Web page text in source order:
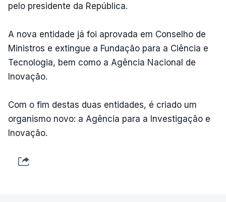
pelo presidente da República.
A nova entidade já foi aprovada em Conselho de
Ministros e extingue a Fundação para a Ciência e
Tecnologia, bem como a Agência Nacional de
Inovação.
Com o fim destas duas entidades, é criado um
organismo novo: a Agência para a Investigação e
Inovação.